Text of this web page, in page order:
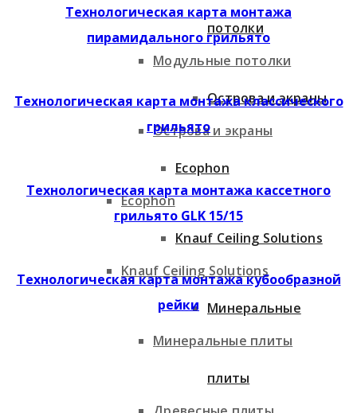
Модульные потолки
Острова и экраны
Ecophon
Knauf Ceiling Solutions
Минеральные плиты
потолки
Острова и экраны
Ecophon
Knauf Ceiling Solutions
Минеральные
плиты
Технологическая карта монтажа
пирамидального грильято
Технологическая карта монтажа классического
грильято
Технологическая карта монтажа кассетного
грильято GLK 15/15
Технологическая карта монтажа кубообразной
рейки